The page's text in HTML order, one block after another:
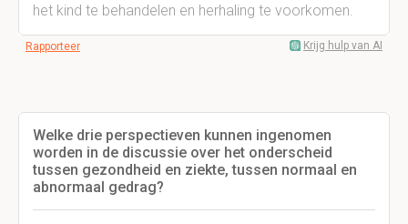
het kind te behandelen en herhaling te voorkomen.
Rapporteer Krijg hulp van AI
Welke drie perspectieven kunnen ingenomen
worden in de discussie over het onderscheid
tussen gezondheid en ziekte, tussen normaal en
abnormaal gedrag?